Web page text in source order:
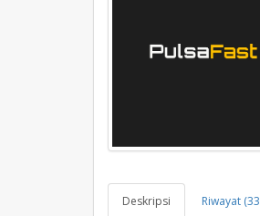
Deskripsi Riwayat